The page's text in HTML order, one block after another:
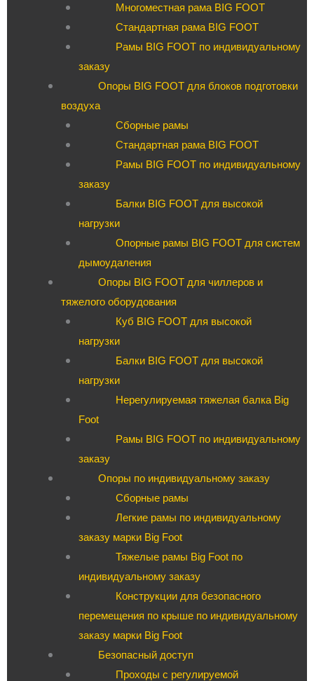
Многоместная рама BIG FOOT
Стандартная рама BIG FOOT
Рамы BIG FOOT по индивидуальному
заказу
Опоры BIG FOOT для блоков подготовки
воздуха
Сборные рамы
Стандартная рама BIG FOOT
Рамы BIG FOOT по индивидуальному
заказу
Балки BIG FOOT для высокой
нагрузки
Опорные рамы BIG FOOT для систем
дымоудаления
Опоры BIG FOOT для чиллеров и
тяжелого оборудования
Куб BIG FOOT для высокой
нагрузки
Балки BIG FOOT для высокой
нагрузки
Нерегулируемая тяжелая балка Big
Foot
Рамы BIG FOOT по индивидуальному
заказу
Опоры по индивидуальному заказу
Сборные рамы
Легкие рамы по индивидуальному
заказу марки Big Foot
Тяжелые рамы Big Foot по
индивидуальному заказу
Конструкции для безопасного
перемещения по крыше по индивидуальному
заказу марки Big Foot
Безопасный доступ
Проходы с регулируемой